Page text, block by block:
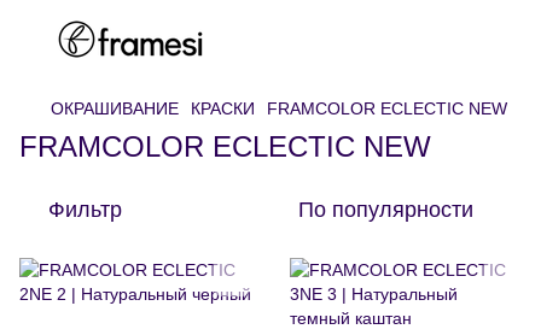
ОКРАШИВАНИЕ КРАСКИ FRAMCOLOR ECLECTIC NEW
FRAMCOLOR ECLECTIC NEW
Фильтр По популярности